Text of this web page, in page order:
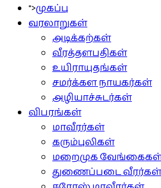
">முகப்பு
வரலாறுகள்
அடிக்கற்கள்
வீரத்தளபதிகள்
உயிராயுதங்கள்
சமர்க்கள நாயகர்கள்
அழியாச்சுடர்கள்
விபரங்கள்
மாவீரர்கள்
கரும்புலிகள்
மறைமுக
துணைப்படை வீரர்கள்